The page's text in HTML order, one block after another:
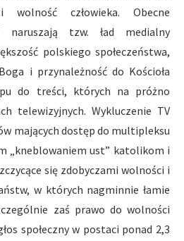
człowieka. Obecne
naruszają tzw. ład medialny
polskiego społeczeństwa,
i przynależność do Kościoła
do treści, których na próżno
telewizyjnych. Wykluczenie TV
mających dostęp do multipleksu
„kneblowaniem ust” katolikom i
się zdobyczami wolności i
w których nagminnie łamie
zaś prawo do wolności
społeczny w postaci ponad 2,3